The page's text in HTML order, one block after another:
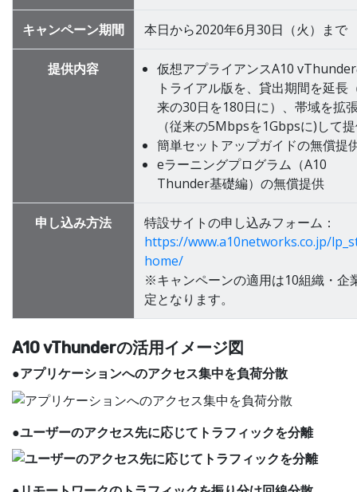
キャンペーン期間 本日から2020年6月30日（火）まで
提供内容
仮想アプライアンスA10
トライアル版を、貸出期間を延長
来の30日を180日に）、帯域を拡
（従来の5Mbpsを1Gbpsに)して
簡単セットアップガイドの無償提
eラーニングプログラム（A10
Thunder基礎編）の無償提供
申し込み方法
特設サイトの申し込みフォーム：
https://www.a10networks.co.jp/
home/
※キャンペーンの適用は10組織・企
定となります。
A10 vThunderの活用イメージ図
●アプリケーションへのアクセス集中を負荷分散
●ユーザーのアクセス先に応じてトラフィックを分離